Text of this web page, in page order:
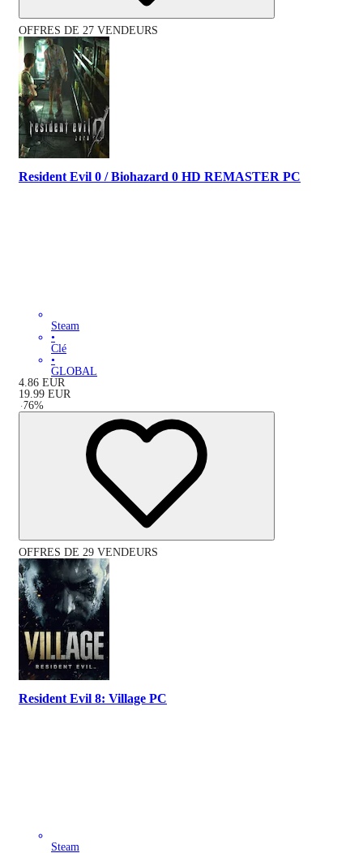
OFFRES DE 27 VENDEURS
Resident Evil 0 / Biohazard 0 HD REMASTER PC
Steam
•
Clé
•
GLOBAL
4.86 EUR
19.99 EUR
-76%
OFFRES DE 29 VENDEURS
Resident Evil 8: Village PC
Steam